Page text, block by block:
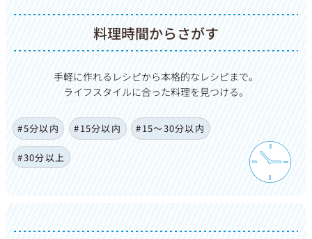
料理時間からさがす
手軽に作れるレシピから本格的なレシピまで。
ライフスタイルに合った料理を見つける。
#5分以内 #15分以内 #15〜30分以内
#30分以上